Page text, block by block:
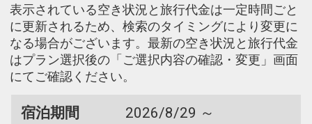
表示されている空き状況と旅行代金は一定時間ごと
に更新されるため、検索のタイミングにより変更に
なる場合がございます。最新の空き状況と旅行代金
はプラン選択後の「ご選択内容の確認・変更」画面
にてご確認ください。
宿泊期間
2026/8/29 ～